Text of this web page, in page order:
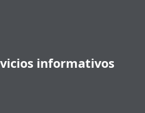
informativos